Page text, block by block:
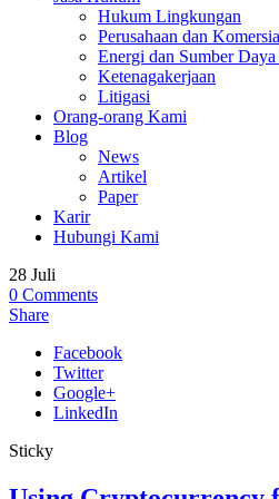
Hukum Lingkungan
Perusahaan dan
Energi dan Sumber
Ketenagakerjaan
Litigasi
Orang-orang Kami
Blog
News
Artikel
Paper
Karir
Hubungi Kami
28 Juli
0 Comments
Share
Facebook
Twitter
Google+
LinkedIn
Sticky